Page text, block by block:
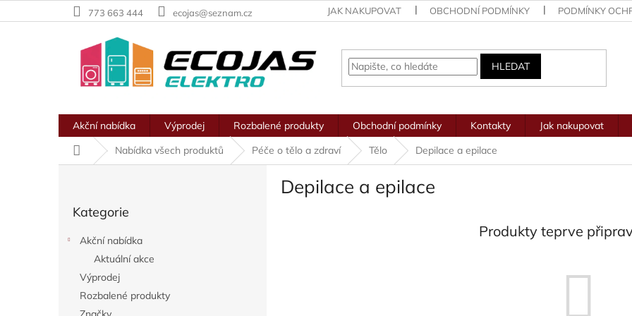
na
773 663 444 ecojas@seznam.cz JAK NAKUPOVAT OBCHODNÍ PODMÍNKY PODMÍNKY
HLEDAT
Akční nabídka Výprodej Rozbalené produkty Obchodní podmínky Kontakty Jak nakupovat
Domů
Nabídka všech produktů Péče o tělo a zdraví Tělo Depilace a epilace
kategorie
Kategorie
Akční nabídka
Aktuální akce
Výprodej
Rozbalené produkty
Depilace a epilace
Produkty teprve